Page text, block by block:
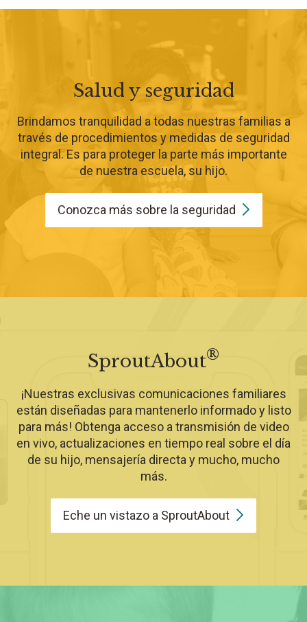
Salud y seguridad
Brindamos tranquilidad a todas nuestras familias a
través de procedimientos y medidas de seguridad
integral. Es para proteger la parte más importante
de nuestra escuela, su hijo.
Conozca más sobre la seguridad
SproutAbout®
¡Nuestras exclusivas comunicaciones familiares
están diseñadas para mantenerlo informado y listo
para más! Obtenga acceso a transmisión de video
en vivo, actualizaciones en tiempo real sobre el día
de su hijo, mensajería directa y mucho, mucho
más.
Eche un vistazo a SproutAbout